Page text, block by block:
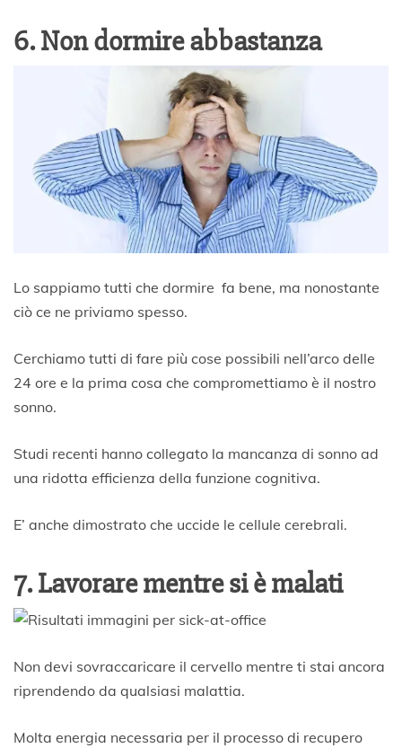
6. Non dormire abbastanza
Lo sappiamo tutti che dormire fa bene, ma nonostante
ciò ce ne priviamo spesso.
Cerchiamo tutti di fare più cose possibili nell’arco delle
24 ore e la prima cosa che compromettiamo è il nostro
sonno.
Studi recenti hanno collegato la mancanza di sonno ad
una ridotta efficienza della funzione cognitiva.
E’ anche dimostrato che uccide le cellule cerebrali.
7. Lavorare mentre si è malati
Non devi sovraccaricare il cervello mentre ti stai ancora
riprendendo da qualsiasi malattia.
Molta energia necessaria per il processo di recupero